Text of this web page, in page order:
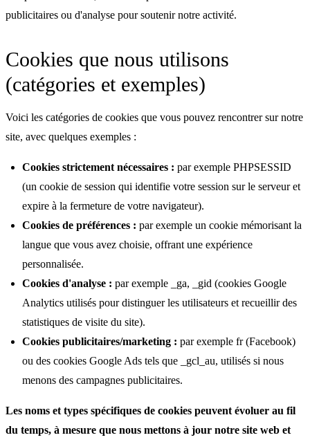
publicitaires ou d'analyse pour soutenir notre activité.
Cookies que nous utilisons
(catégories et exemples)
Voici les catégories de cookies que vous pouvez rencontrer sur notre
site, avec quelques exemples :
Cookies strictement nécessaires : par exemple PHPSESSID
(un cookie de session qui identifie votre session sur le serveur et
expire à la fermeture de votre navigateur).
Cookies de préférences : par exemple un cookie mémorisant la
langue que vous avez choisie, offrant une expérience
personnalisée.
Cookies d'analyse : par exemple _ga, _gid (cookies Google
Analytics utilisés pour distinguer les utilisateurs et recueillir des
statistiques de visite du site).
Cookies publicitaires/marketing : par exemple fr (Facebook)
ou des cookies Google Ads tels que _gcl_au, utilisés si nous
menons des campagnes publicitaires.
Les noms et types spécifiques de cookies peuvent évoluer au fil
du temps, à mesure que nous mettons à jour notre site web et